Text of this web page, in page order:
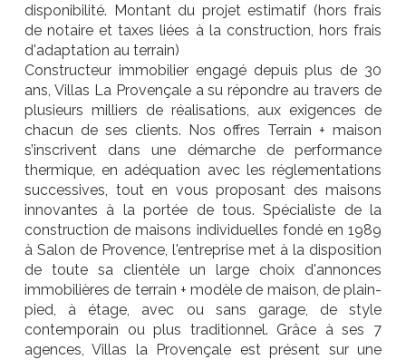
disponibilité. Montant du projet estimatif (hors frais
de notaire et taxes liées à la construction, hors frais
d'adaptation au terrain)
Constructeur immobilier engagé depuis plus de 30
ans, Villas La Provençale a su répondre au travers de
plusieurs milliers de réalisations, aux exigences de
chacun de ses clients. Nos offres Terrain + maison
s’inscrivent dans une démarche de performance
thermique, en adéquation avec les réglementations
successives, tout en vous proposant des maisons
innovantes à la portée de tous. Spécialiste de la
construction de maisons individuelles fondé en 1989
à Salon de Provence, l'entreprise met à la disposition
de toute sa clientèle un large choix d'annonces
immobilières de terrain + modèle de maison, de plain-
pied, à étage, avec ou sans garage, de style
contemporain ou plus traditionnel. Grâce à ses 7
agences, Villas la Provençale est présent sur une